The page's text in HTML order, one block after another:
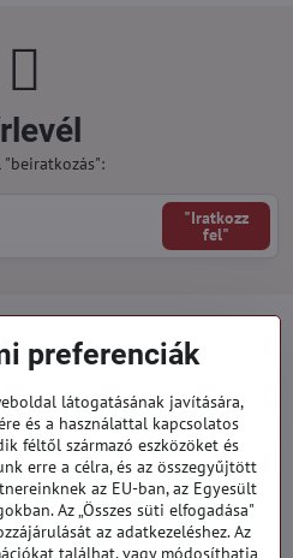
"beiratkozás":
"Iratkozz
fel"
hod.
preferenciák
látogatásának javítására,
és a használattal kapcsolatos
féltől származó eszközöket és
erre a célra, és az összegyűjtött
az EU-ban, az Egyesült
Az „Összes süti elfogadása"
az adatkezeléshez. Az
találhat, vagy módosíthatja